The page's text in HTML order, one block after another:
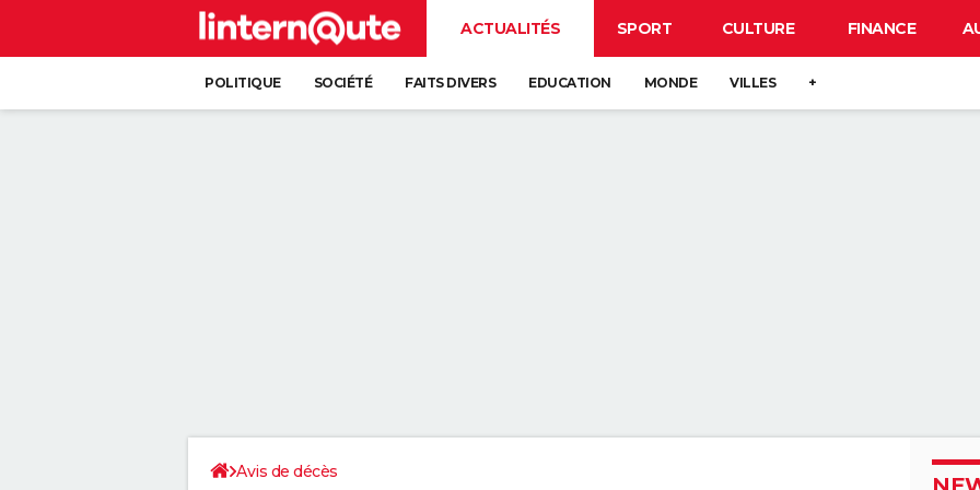
ACTUALITÉS SPORT CULTURE FINANCE
POLITIQUE SOCIÉTÉ FAITS DIVERS EDUCATION MONDE VILLES +
Avis de décès